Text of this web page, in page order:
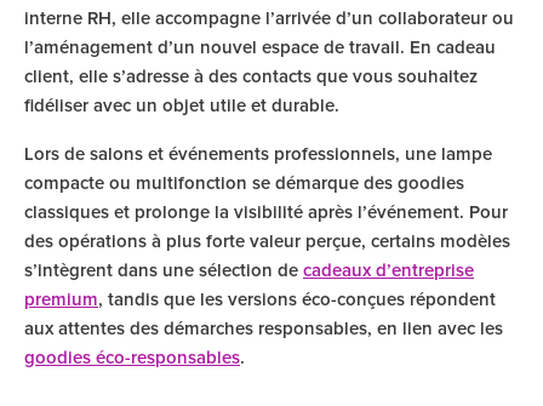
interne RH, elle accompagne l’arrivée d’un collaborateur ou
l’aménagement d’un nouvel espace de travail. En cadeau
client, elle s’adresse à des contacts que vous souhaitez
fidéliser avec un objet utile et durable.
Lors de salons et événements professionnels, une lampe
compacte ou multifonction se démarque des goodies
classiques et prolonge la visibilité après l’événement. Pour
des opérations à plus forte valeur perçue, certains modèles
s’intègrent dans une sélection de cadeaux d’entreprise
premium, tandis que les versions éco-conçues répondent
aux attentes des démarches responsables, en lien avec les
goodies éco-responsables.